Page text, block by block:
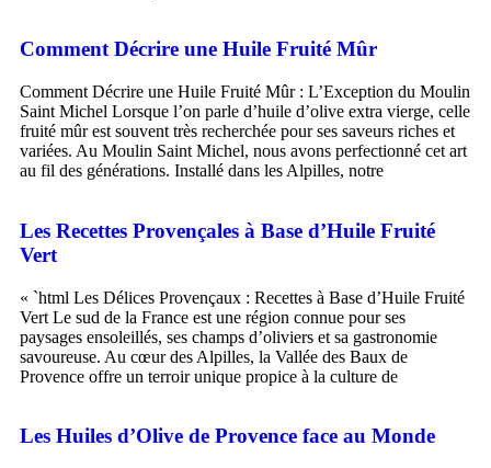
Comment Décrire une Huile Fruité Mûr
Comment Décrire une Huile Fruité Mûr : L’Exception du Moulin
Saint Michel Lorsque l’on parle d’huile d’olive extra vierge, celle
fruité mûr est souvent très recherchée pour ses saveurs riches et
variées. Au Moulin Saint Michel, nous avons perfectionné cet art
au fil des générations. Installé dans les Alpilles, notre
Les Recettes Provençales à Base d’Huile Fruité
Vert
« `html Les Délices Provençaux : Recettes à Base d’Huile Fruité
Vert Le sud de la France est une région connue pour ses
paysages ensoleillés, ses champs d’oliviers et sa gastronomie
savoureuse. Au cœur des Alpilles, la Vallée des Baux de
Provence offre un terroir unique propice à la culture de
Les Huiles d’Olive de Provence face au Monde